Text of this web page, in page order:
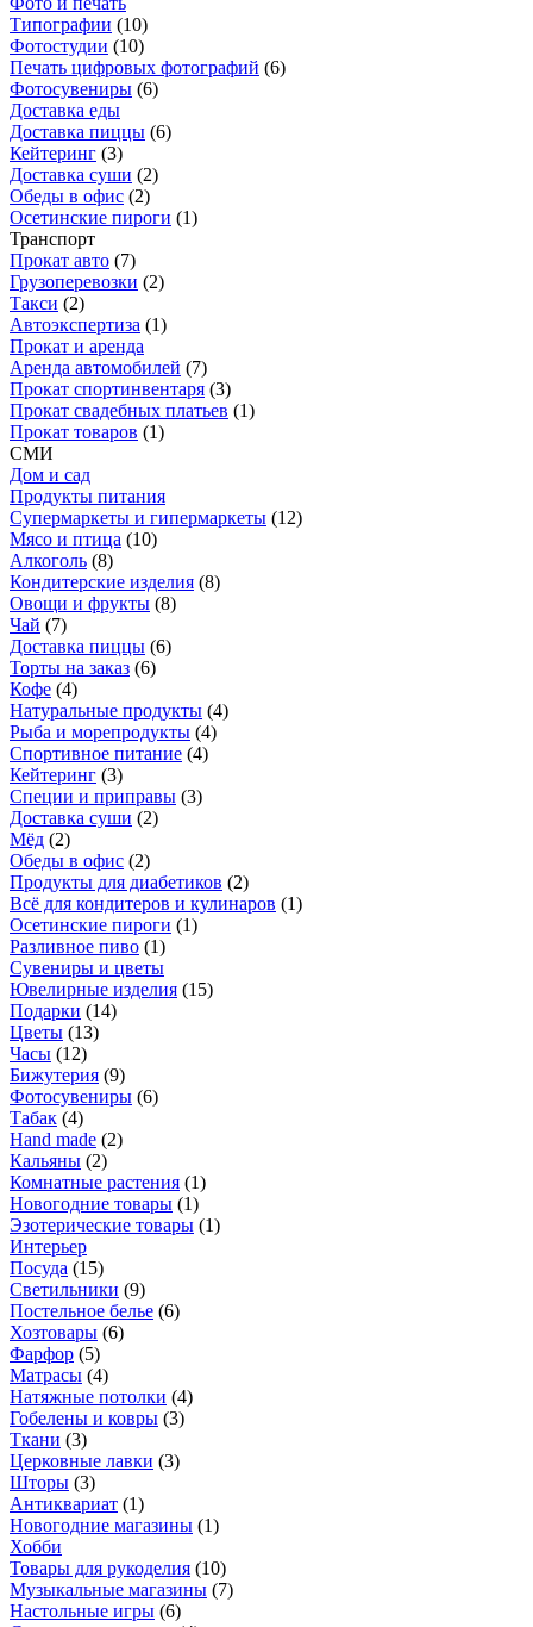
Типографии (10)
Фотостудии (10)
Печать цифровых фотографий (6)
Фотосувениры (6)
Доставка еды
Доставка пиццы (6)
Кейтеринг (3)
Доставка суши (2)
Обеды в офис (2)
Осетинские пироги (1)
Транспорт
Прокат авто (7)
Грузоперевозки (2)
Такси (2)
Автоэкспертиза (1)
Прокат и аренда
Аренда автомобилей (7)
Прокат спортинвентаря (3)
Прокат свадебных платьев (1)
Прокат товаров (1)
СМИ
Дом и сад
Продукты питания
Супермаркеты и гипермаркеты (12)
Мясо и птица (10)
Алкоголь (8)
Кондитерские изделия (8)
Овощи и фрукты (8)
Чай (7)
Доставка пиццы (6)
Торты на заказ (6)
Кофе (4)
Натуральные продукты (4)
Рыба и морепродукты (4)
Спортивное питание (4)
Кейтеринг (3)
Специи и приправы (3)
Доставка суши (2)
Мёд (2)
Обеды в офис (2)
Продукты для диабетиков (2)
Всё для кондитеров и кулинаров (1)
Осетинские пироги (1)
Разливное пиво (1)
Сувениры и цветы
Ювелирные изделия (15)
Подарки (14)
Цветы (13)
Часы (12)
Бижутерия (9)
Фотосувениры (6)
Табак (4)
Hand made (2)
Кальяны (2)
Комнатные растения (1)
Новогодние товары (1)
Эзотерические товары (1)
Интерьер
Посуда (15)
Светильники (9)
Постельное белье (6)
Хозтовары (6)
Фарфор (5)
Матрасы (4)
Натяжные потолки (4)
Гобелены и ковры (3)
Ткани (3)
Церковные лавки (3)
Шторы (3)
Антиквариат (1)
Новогодние магазины (1)
Хобби
Товары для рукоделия (10)
Музыкальные магазины (7)
Настольные игры (6)